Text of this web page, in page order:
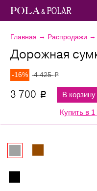
Главная → Распродажи →
Дорожная
-16% 4 425p
3 700 p В корзину
Купить в 1